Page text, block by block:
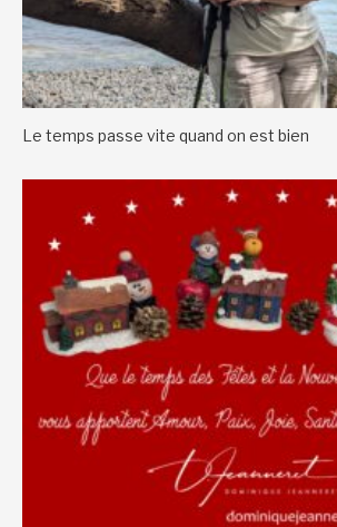
Le temps passe vite quand on est bien